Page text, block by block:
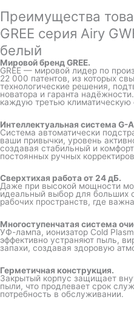
Преимущества
GREE серия Airy
белый
Мировой бренд GREE.
GREE — мировой лидер по
22 000 патентов, из которых
технологические решения,
новатора и гаранта
каждую третью климатическую
Интеллектуальная система G-
Система автоматически
ваши привычки, уровень
создавая стабильный и
постоянных ручных
Сверхтихая работа от 24 дБ.
Даже при высокой мощности
идеальный выбор для больших
рабочих пространств, где
Многоступенчатая система
УФ-лампа, ионизатор Cold
эффективно устраняют пыль,
запахи, создавая здоровую
Герметичная конструкция.
Закрытый корпус защищает
пыли, что продлевает срок
потребность в обслуживании.